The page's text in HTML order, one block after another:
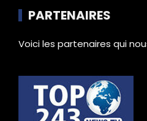
PARTENAIRES
Voici les partenaires qui